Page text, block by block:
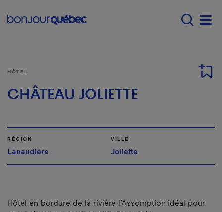
Main navigation -
HÔTEL
CHÂTEAU JOLIETTE
RÉGION
Lanaudière
VILLE
Joliette
Hôtel en bordure de la rivière l’Assomption idéal pour